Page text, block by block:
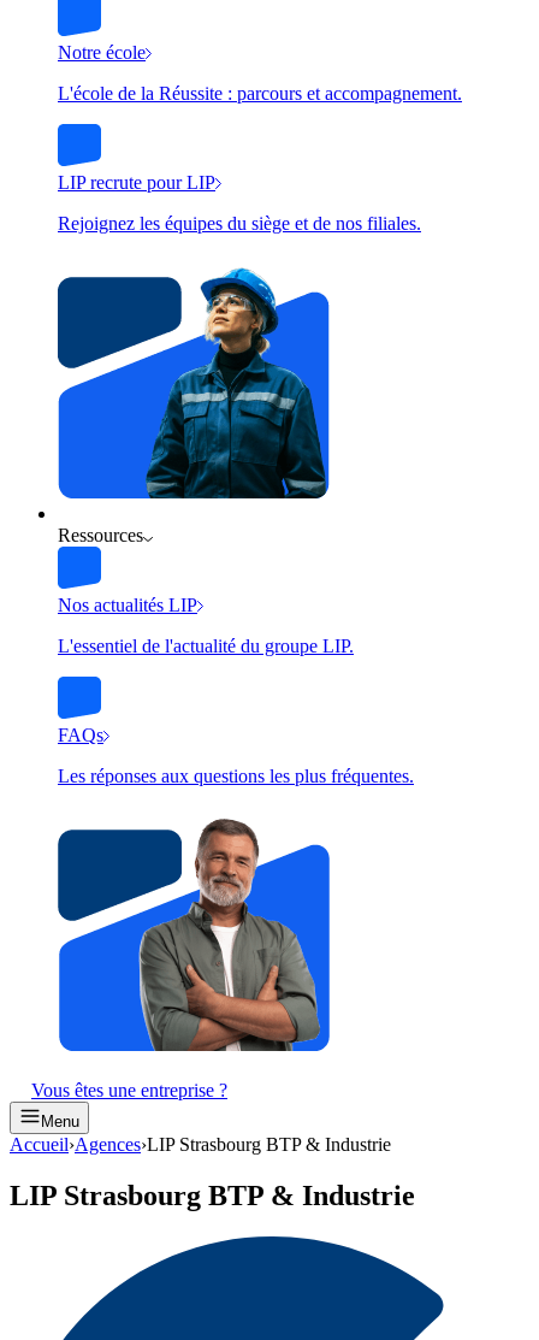
Notre école
L'école de la Réussite : parcours et accompagnement.
LIP recrute pour LIP
Rejoignez les équipes du siège et de nos filiales.
Ressources
Nos actualités LIP
L'essentiel de l'actualité du groupe LIP.
FAQs
Les réponses aux questions les plus fréquentes.
Vous êtes une entreprise ?
Menu
Accueil›Agences›LIP Strasbourg BTP & Industrie
LIP Strasbourg BTP & Industrie